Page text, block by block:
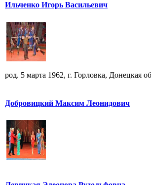
Ильченко Игорь Васильевич
род. 5 марта 1962, г. Горловка, Донецкая
Добровицкий Максим Леонидович